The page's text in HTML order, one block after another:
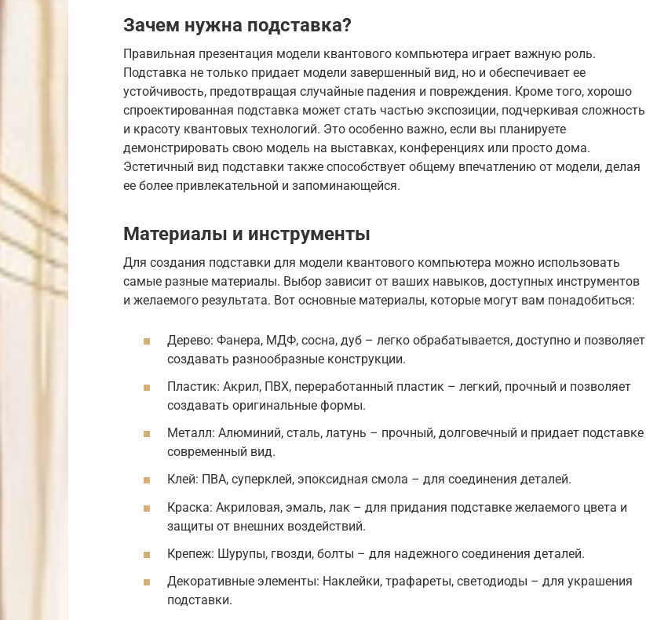
Зачем нужна подставка?
Правильная презентация модели квантового компьютера играет важную роль.
Подставка не только придает модели завершенный вид, но и обеспечивает ее
устойчивость, предотвращая случайные падения и повреждения. Кроме того, хорошо
спроектированная подставка может стать частью экспозиции, подчеркивая сложность
и красоту квантовых технологий. Это особенно важно, если вы планируете
демонстрировать свою модель на выставках, конференциях или просто дома.
Эстетичный вид подставки также способствует общему впечатлению от модели, делая
ее более привлекательной и запоминающейся.
Материалы и инструменты
Для создания подставки для модели квантового компьютера можно использовать
самые разные материалы. Выбор зависит от ваших навыков, доступных инструментов
и желаемого результата. Вот основные материалы, которые могут вам понадобиться:
Дерево: Фанера, МДФ, сосна, дуб – легко обрабатывается, доступно и позволяет
создавать разнообразные конструкции.
Пластик: Акрил, ПВХ, переработанный пластик – легкий, прочный и позволяет
создавать оригинальные формы.
Металл: Алюминий, сталь, латунь – прочный, долговечный и придает подставке
современный вид.
Клей: ПВА, суперклей, эпоксидная смола – для соединения деталей.
Краска: Акриловая, эмаль, лак – для придания подставке желаемого цвета и
защиты от внешних воздействий.
Крепеж: Шурупы, гвозди, болты – для надежного соединения деталей.
Декоративные элементы: Наклейки, трафареты, светодиоды – для украшения
подставки.